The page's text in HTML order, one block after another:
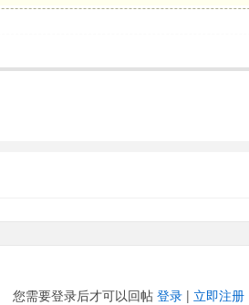
您需要登录后才可以回帖 登录 | 立即注册